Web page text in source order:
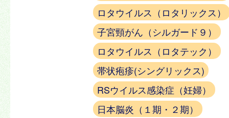
ロタウイルス（ロタリックス）
子宮頸がん（シルガード９）
ロタウイルス（ロタテック）
帯状疱疹(シングリックス)
RSウイルス感染症（妊婦）
日本脳炎（１期・２期）